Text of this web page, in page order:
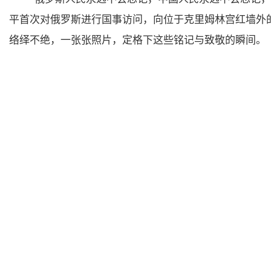
平首次对俄罗斯进行国事访问，向位于克里姆林宫红墙
络绎不绝，一张张照片，定格下这些铭记与致敬的瞬间。